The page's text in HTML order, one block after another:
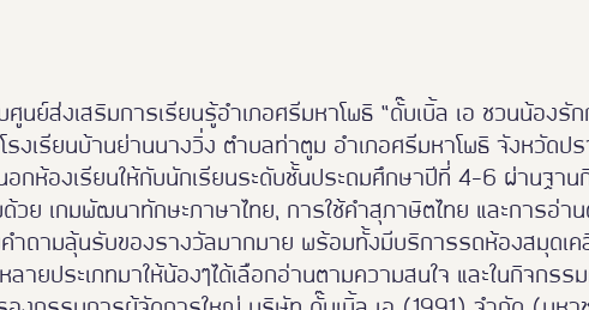
ศูนย์ส่งเสริมการเรียนรู้อำเภอศรีมหาโพธิ “ดั๊บเบิ้ล เอ ชวนน้องรั
รงเรียนบ้านย่านนางวิ่ง ตำบลท่าตูม อำเภอศรีมหาโพธิ จังหวัดป
อกห้องเรียนให้กับนักเรียนระดับชั้นประถมศึกษาปีที่ 4-6 ผ่านฐา
วย เกมพัฒนาทักษะภาษาไทย, การใช้คำสุภาษิตไทย และการอ่าน
ำถามลุ้นรับของรางวัลมากมาย พร้อมทั้งมีบริการรถห้องสมุดเค
ลายประเภทมาให้น้องๆได้เลือกอ่านตามความสนใจ และในกิจกร